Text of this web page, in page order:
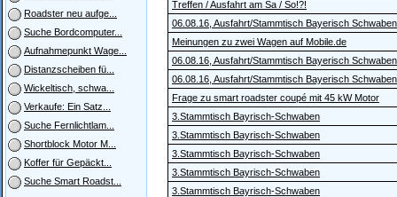
Roadster neu aufge...
Suche Bordcomputer...
Aufnahmepunkt Wage...
Distanzscheiben fü...
Wickeltisch, schwa...
Verkaufe: Ein Satz...
Suche Fernlichtlam...
Shortblock Motor M...
Koffer für Gepäckt...
Suche Smart Roadst...
Treffen / Ausfahrt am Sa / So!?!
06.08.16, Ausfahrt/Stammtisch Bayerisch Schwaben
Meinungen zu zwei Wagen auf Mobile.de
06.08.16, Ausfahrt/Stammtisch Bayerisch Schwaben
06.08.16, Ausfahrt/Stammtisch Bayerisch Schwaben
Frage zu smart roadster coupé mit 45 kW Motor
3.Stammtisch Bayrisch-Schwaben
3.Stammtisch Bayrisch-Schwaben
3.Stammtisch Bayrisch-Schwaben
3.Stammtisch Bayrisch-Schwaben
3.Stammtisch Bayrisch-Schwaben